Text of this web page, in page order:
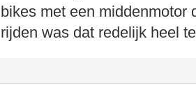
bikes met een middenmotor
rijden was dat redelijk heel